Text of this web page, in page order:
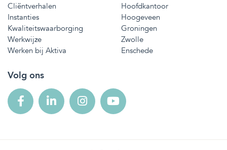
Cliëntverhalen
Instanties
Kwaliteitswaarborging
Werkwijze
Werken bij Aktiva
Hoofdkantoor
Hoogeveen
Groningen
Zwolle
Enschede
Volg ons